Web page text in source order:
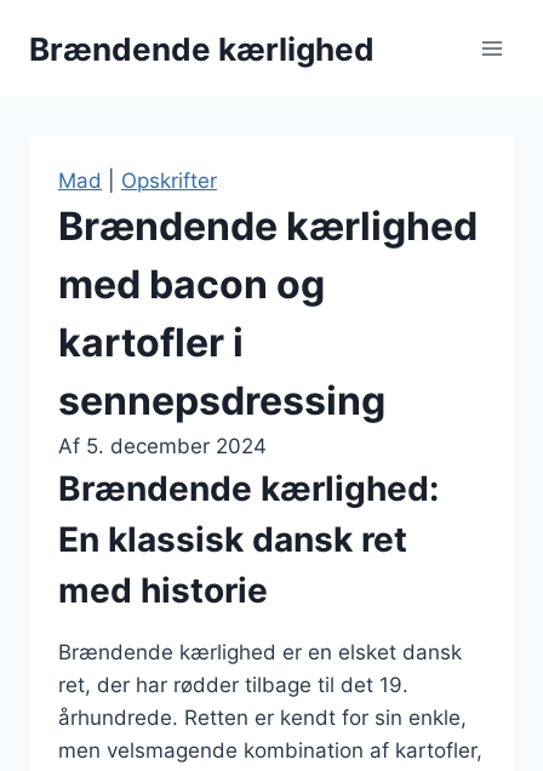
Brændende kærlighed
Mad Opskrifter
Brændende kærlighed
med bacon og
kartofler i
sennepsdressing
Af 5. december 2024
Brændende kærlighed:
En klassisk dansk ret
med historie
Brændende kærlighed er en elsket dansk
ret, der har rødder tilbage til det 19.
århundrede. Retten er kendt for sin enkle,
men velsmagende kombination af kartofler,